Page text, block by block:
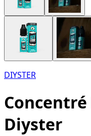
DIYSTER
Diyster